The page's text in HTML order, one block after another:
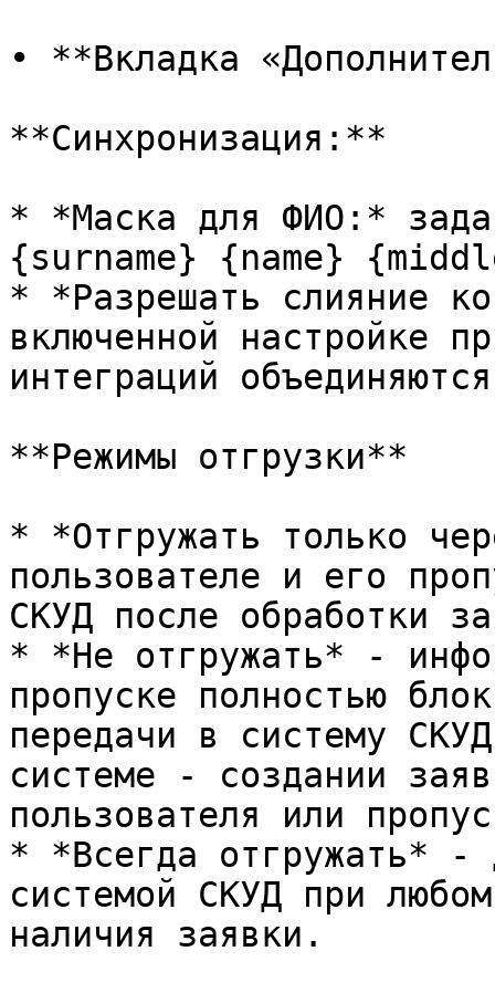
• **Вкладка
**Синхронизация:**
* *Маска для ФИО:*
{surname} {name}
* *Разрешать слияние
включенной настройке
интеграций
**Режимы отгрузки**
* *Отгружать только
пользователе и его
СКУД после обработки
* *Не отгружать* -
пропуске полностью
передачи в систему
системе - создании
пользователя или
* *Всегда отгружать* -
системой СКУД при
наличия заявки.